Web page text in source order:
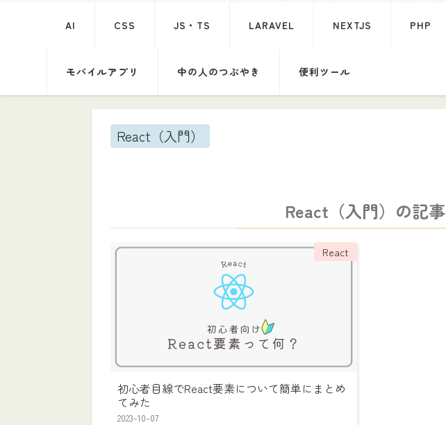
AI CSS JS・TS LARAVEL NEXTJS PHP
モバイルアプリ 中の人のつぶやき 便利ツール
React（入門）
React（入門）の記事
React
初心者目線でReact要素について簡単にまとめ
てみた
2023-10-07